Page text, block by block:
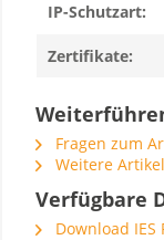
IP-Schutzart:
Zertifikate:
Fragen zum
Weitere
Verfügbare
Download IES